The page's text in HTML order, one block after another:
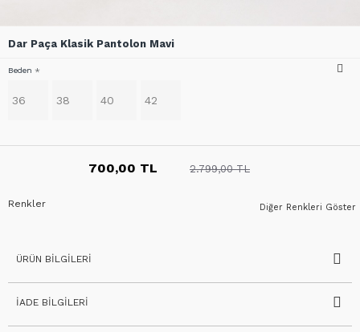
Dar Paça Klasik Pantolon Mavi
700,00 TL 2.799,00 TL
Beden
36 38 40 42
Diğer Renkleri Göster
Renkler
ÜRÜN BILGILERI
İADE BILGILERI